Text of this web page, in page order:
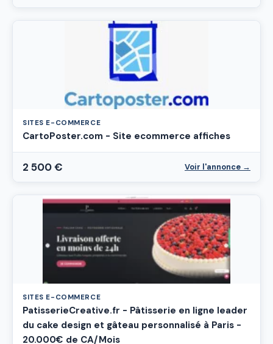
SITES E-COMMERCE
CartoPoster.com - Site ecommerce affiches
2 500 € Voir l'annonce →
SITES E-COMMERCE
PatisserieCreative.fr - Pâtisserie en ligne leader
du cake design et gâteau personnalisé à Paris -
20.000€ de CA/Mois